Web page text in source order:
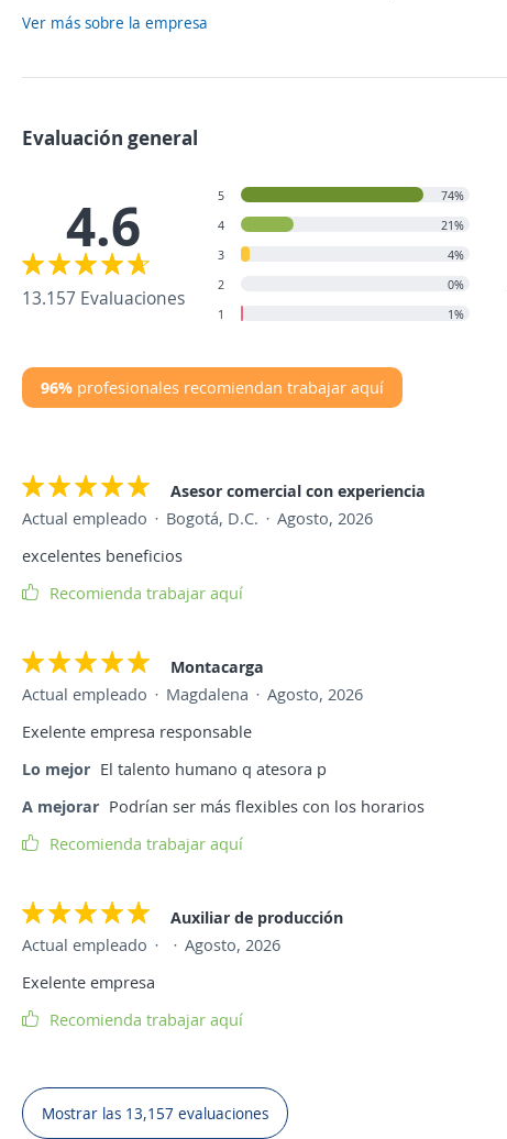
Ver más sobre la empresa
Evaluación general
4.6
13.157 Evaluaciones
5
74%
4
21%
3
4%
2
0%
1
1%
96% profesionales recomiendan trabajar aquí
Asesor comercial con experiencia
Actual empleado
Bogotá, D.C.
Agosto, 2026
excelentes beneficios
Recomienda trabajar aquí
Montacarga
Actual empleado
Magdalena
Agosto, 2026
Exelente empresa responsable
Lo mejor El talento humano q atesora p
A mejorar Podrían ser más flexibles con los horarios
Recomienda trabajar aquí
Auxiliar de producción
Actual empleado
Agosto, 2026
Exelente empresa
Recomienda trabajar aquí
Mostrar las 13,157 evaluaciones